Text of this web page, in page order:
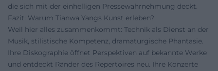
die sich mit der einhelligen Pressewahrnehmung deckt.
Fazit: Warum Tianwa Yangs Kunst erleben?
Weil hier alles zusammenkommt: Technik als Dienst an der
Musik, stilistische Kompetenz, dramaturgische Phantasie.
Ihre Diskographie öffnet Perspektiven auf bekannte Werke
und entdeckt Ränder des Repertoires neu. Ihre Konzerte